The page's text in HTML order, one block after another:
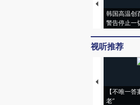
韩国高温创
警告停止一
视听推荐
【不唯一
老”